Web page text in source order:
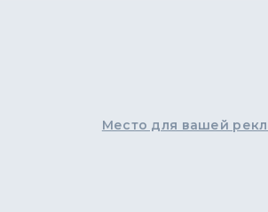
Место для вашей